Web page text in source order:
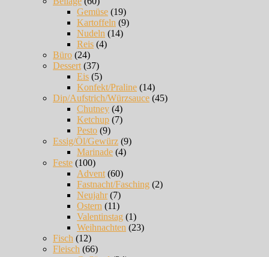
Gemüse (19)
Kartoffeln (9)
Nudeln (14)
Reis (4)
Büro (24)
Dessert(37)
Eis (5)
Konfekt/Praline (14)
Dip/Aufstrich/Würzsauce (45)
Chutney (4)
Ketchup (7)
Pesto (9)
Essig/Öl/Gewürz (9)
Marinade (4)
Feste (100)
Advent(60)
Fastnacht/Fasching (2)
Neujahr(7)
Ostern (11)
Valentinstag (1)
Weihnachten (23)
Fisch (12)
Fleisch (66)